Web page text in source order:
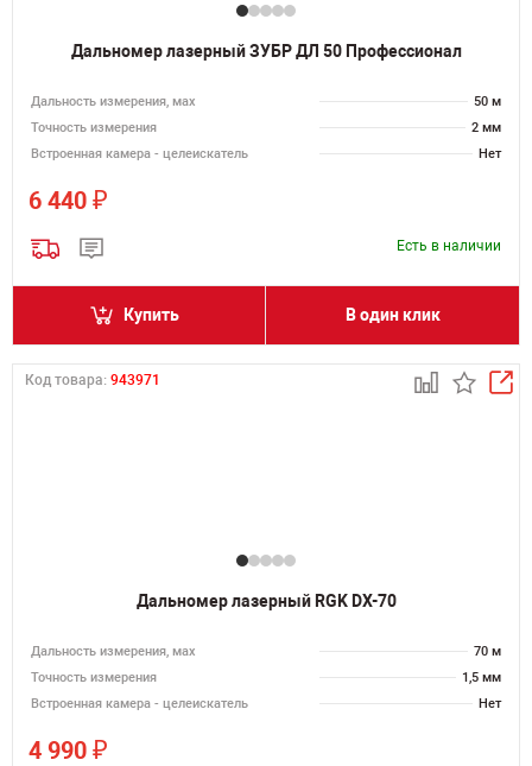
Дальномер лазерный ЗУБР ДЛ 50 Профессионал
Дальность измерения, мах
50 м
Точность измерения
2 мм
Встроенная камера - целеискатель
Нет
6 440 ₽
Есть в наличии
Купить В один клик
Код товара: 943971
Дальномер лазерный RGK DX-70
Дальность измерения, мах
70 м
Точность измерения
1,5 мм
Встроенная камера - целеискатель
Нет
4 990 ₽